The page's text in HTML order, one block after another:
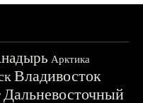
Арктика
Владивосток
Дальневосточный